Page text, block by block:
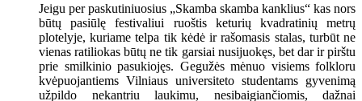
Jeigu per paskutiniuosius „Skamba skamba kanklius“ kas nors
būtų pasiūlę festivaliui ruoštis keturių kvadratinių metrų
plotelyje, kuriame telpa tik kėdė ir rašomasis stalas, turbūt ne
vienas ratiliokas būtų ne tik garsiai nusijuokęs, bet dar ir pirštu
prie smilkinio pasukiojęs. Gegužės mėnuo visiems folkloru
kvėpuojantiems Vilniaus universiteto studentams gyvenimą
užpildo nekantriu laukimu, nesibaigiančiomis, dažnai